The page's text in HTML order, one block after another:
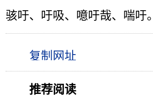
骇吁、吁吸、噫吁哉、喘吁。
推荐阅读